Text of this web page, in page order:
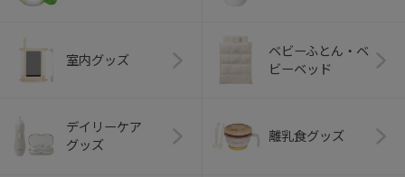
室内グッズ
ベビーふとん・ベ
ビーベッド
デイリーケア
グッズ
離乳食グッズ